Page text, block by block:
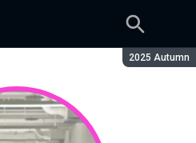
Сезон:
2025 Autumn